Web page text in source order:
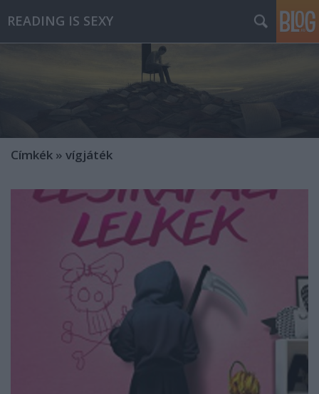
READING IS SEXY
Címkék » vígjáték